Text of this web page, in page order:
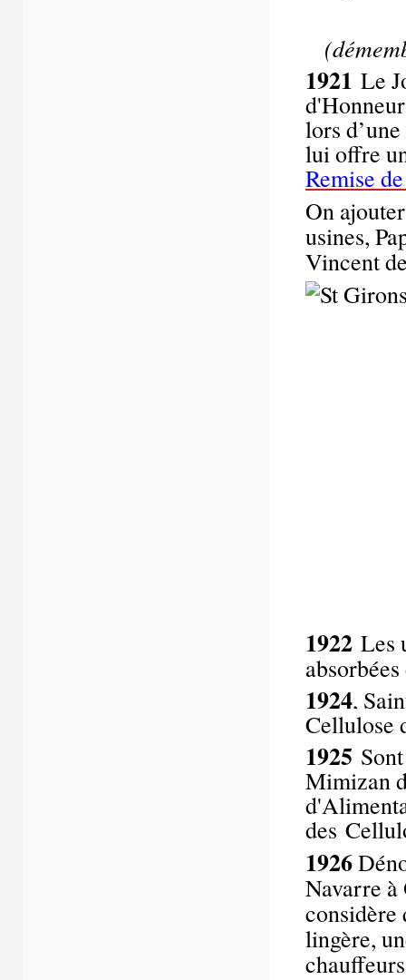
1921 Le
lors
lui offre
Remise
On
usines,
Vincent
1922 Les
1924,
Cellulose
1925
Mimizan
des
1926
Navarre
considère
lingère,